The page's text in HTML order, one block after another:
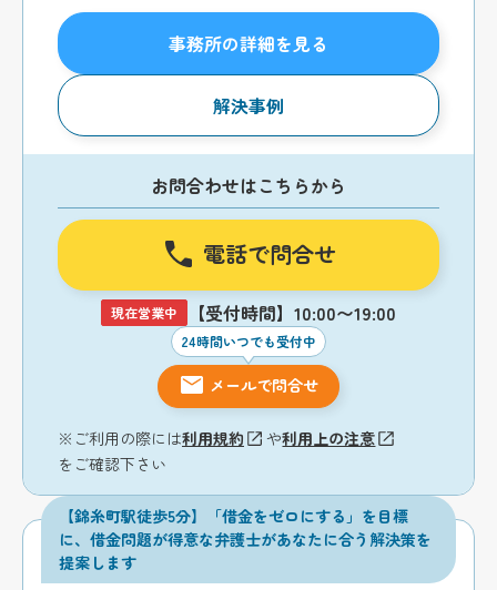
事務所の詳細を見る
解決事例
お問合わせはこちらから
電話で問合せ
現在営業中 【受付時間】10:00〜19:00
24時間いつでも受付中
メールで問合せ
※ご利用の際には利用規約 や利用上の注意
をご確認下さい
【錦糸町駅徒歩5分】「借金をゼロにする」を目標
に、借金問題が得意な弁護士があなたに合う解決策を
提案します